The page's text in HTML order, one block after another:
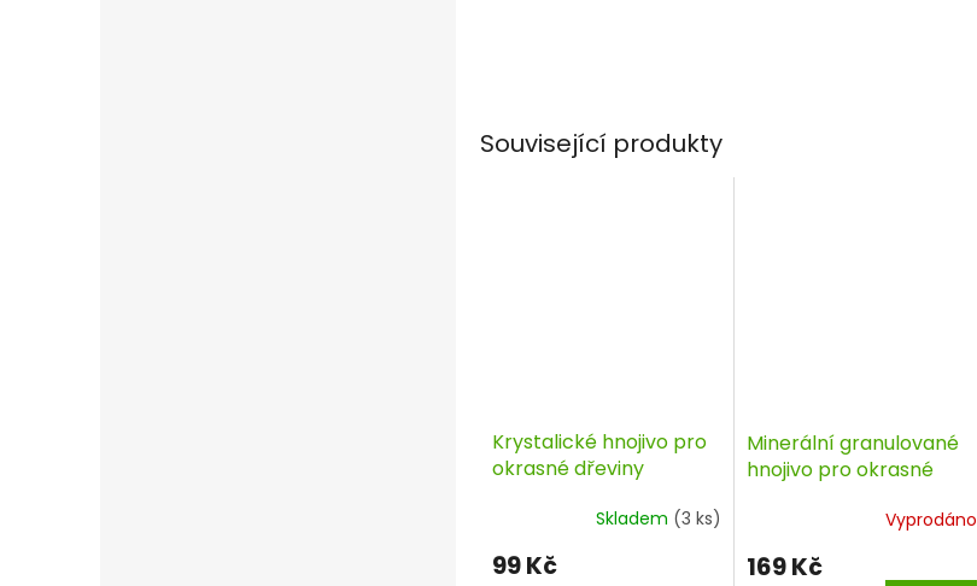
Související produkty
Krystalické hnojivo pro
okrasné dřeviny
Skladem (3 ks)
99 Kč
Minerální granulované
hnojivo pro okrasné
Vyprodáno
169 Kč